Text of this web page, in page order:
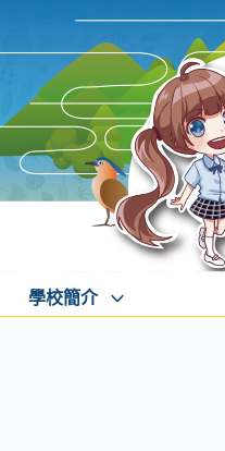
學校簡介